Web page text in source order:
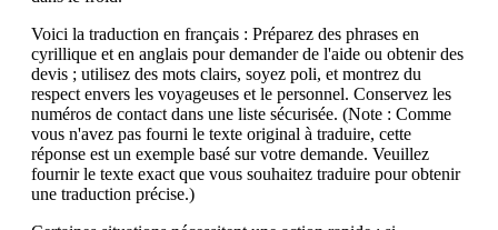
Voici la traduction en français : Préparez des phrases en
cyrillique et en anglais pour demander de l'aide ou obtenir des
devis ; utilisez des mots clairs, soyez poli, et montrez du
respect envers les voyageuses et le personnel. Conservez les
numéros de contact dans une liste sécurisée. (Note : Comme
vous n'avez pas fourni le texte original à traduire, cette
réponse est un exemple basé sur votre demande. Veuillez
fournir le texte exact que vous souhaitez traduire pour obtenir
une traduction précise.)